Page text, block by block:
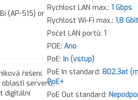
(AP-515) or
řešení.
oblasti serverů,
digitální
Rychlost LAN max.: 1 Gbps
Rychlost Wi-Fi max.: 1,8
Počet LAN portů: 1
POE: Ano
PoE: In (vstup)
PoE In standard: 802.3at
PoE+
PoE Out standard: